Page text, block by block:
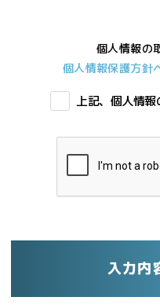
個人情報の
個人情報保護方針
上記、個人情